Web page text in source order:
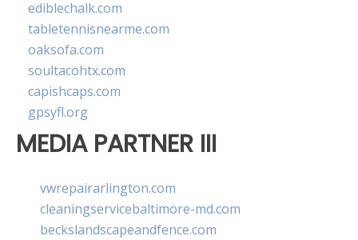
ediblechalk.com
tabletennisnearme.com
oaksofa.com
soultacohtx.com
capishcaps.com
gpsyfl.org
MEDIA PARTNER III
vwrepairarlington.com
cleaningservicebaltimore-md.com
beckslandscapeandfence.com